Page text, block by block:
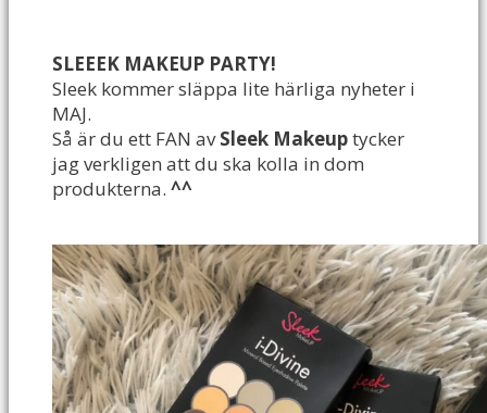
SLEEEK MAKEUP PARTY!
Sleek kommer släppa lite härliga nyheter i
MAJ.
Så är du ett FAN avSleek Makeuptycker
jag verkligen att du ska kolla in dom
produkterna. ^^